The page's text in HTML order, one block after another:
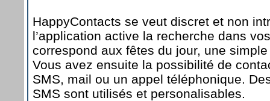
HappyContacts se veut discret et non
l’application active la recherche dans
correspond aux fêtes du jour, une
Vous avez ensuite la possibilité de
SMS, mail ou un appel téléphonique.
SMS sont utilisés et personalisables.